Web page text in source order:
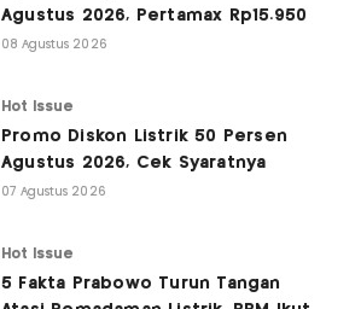
Agustus 2026, Pertamax Rp15.950
08 Agustus 2026
Hot Issue
Promo Diskon Listrik 50 Persen
Agustus 2026, Cek Syaratnya
07 Agustus 2026
Hot Issue
5 Fakta Prabowo Turun Tangan